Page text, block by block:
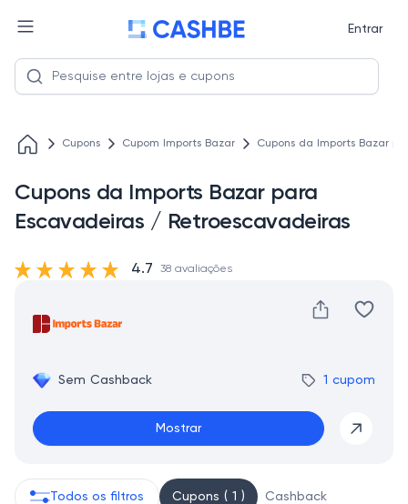
Entrar
Cupons Cupom Imports Bazar Cupons da Imports Bazar
Cupons da Imports Bazar para
Escavadeiras / Retroescavadeiras
Sem Cashback 1 cupom
Mostrar
4.7 38 avaliações
Todos os filtros Cupons ( 1 ) Cashback